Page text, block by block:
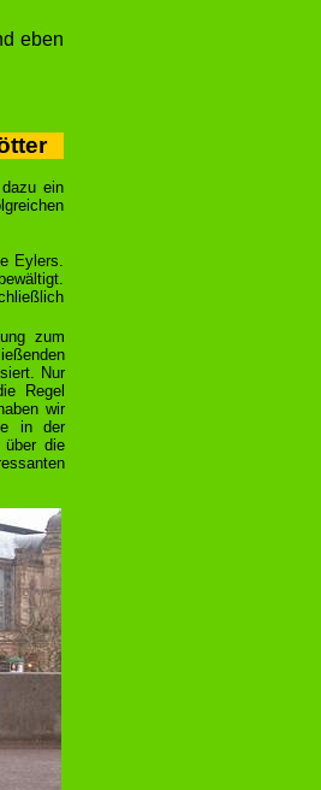
eben
ein
Eylers.
zum
Nur
Regel
wir
in der
über die